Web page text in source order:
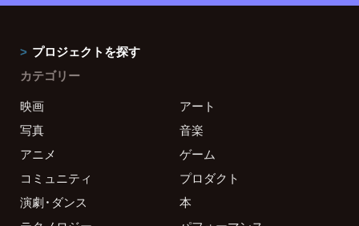
プロジェクトを探す
カテゴリー
映画
アート
写真
音楽
アニメ
ゲーム
コミュニティ
プロダクト
演劇・ダンス
本